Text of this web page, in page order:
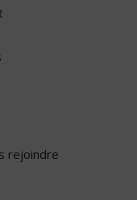
rejoindre